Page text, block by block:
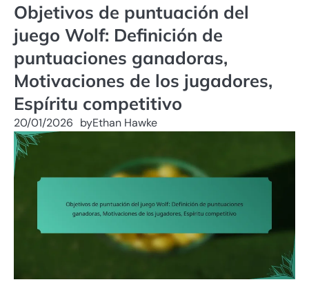
Objetivos de puntuación del
juego Wolf: Definición de
puntuaciones ganadoras,
Motivaciones de los jugadores,
Espíritu competitivo
20/01/2026 byEthan Hawke